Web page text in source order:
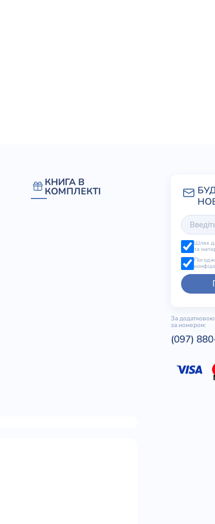
КНИГА В
КОМПЛЕКТІ
Шлях
та
За додатковою
за номером:
(097)